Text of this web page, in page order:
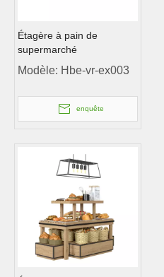
Étagère à pain de
supermarché
Modèle: Hbe-vr-ex003
enquête